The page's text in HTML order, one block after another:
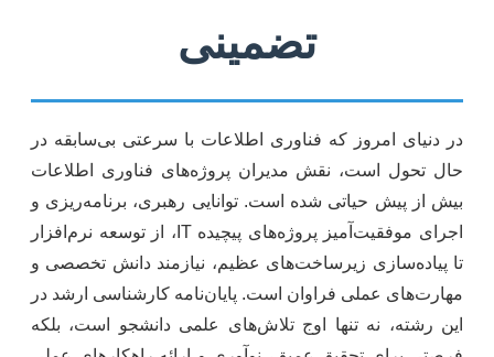
تضمینی
در دنیای امروز که فناوری اطلاعات با سرعتی بی‌سابقه در
حال تحول است، نقش مدیران پروژه‌های فناوری اطلاعات
بیش از پیش حیاتی شده است. توانایی رهبری، برنامه‌ریزی و
اجرای موفقیت‌آمیز پروژه‌های پیچیده IT، از توسعه نرم‌افزار
تا پیاده‌سازی زیرساخت‌های عظیم، نیازمند دانش تخصصی و
مهارت‌های عملی فراوان است. پایان‌نامه کارشناسی ارشد در
این رشته، نه تنها اوج تلاش‌های علمی دانشجو است، بلکه